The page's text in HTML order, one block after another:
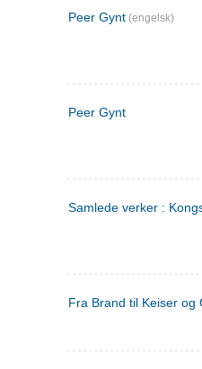
Peer Gynt (engelsk)
Peer Gynt
Samlede verker :
Fra Brand til Keiser